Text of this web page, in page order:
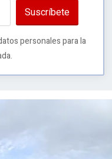
Suscríbete
personales para la